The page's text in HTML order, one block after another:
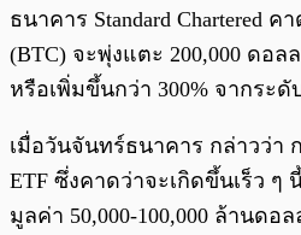
ธนาคาร Standard Chartered
(BTC) จะพุ่งแตะ 200,000 ดอล
หรือเพิ่มขึ้นกว่า 300% จากระ
เมื่อวันจันทร์ธนาคาร กล่าวว่า
ETF ซึ่งคาดว่าจะเกิดขึ้นเร็ว ๆ
มูลค่า 50,000-100,000 ล้านดอ